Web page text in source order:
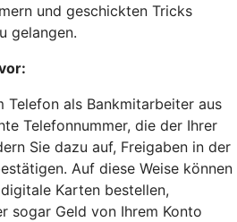
und geschickten Tricks
gelangen.
Telefon als Bankmitarbeiter aus
Telefonnummer, die der Ihrer
Sie dazu auf, Freigaben in der
Auf diese Weise können
Karten bestellen,
sogar Geld von Ihrem Konto